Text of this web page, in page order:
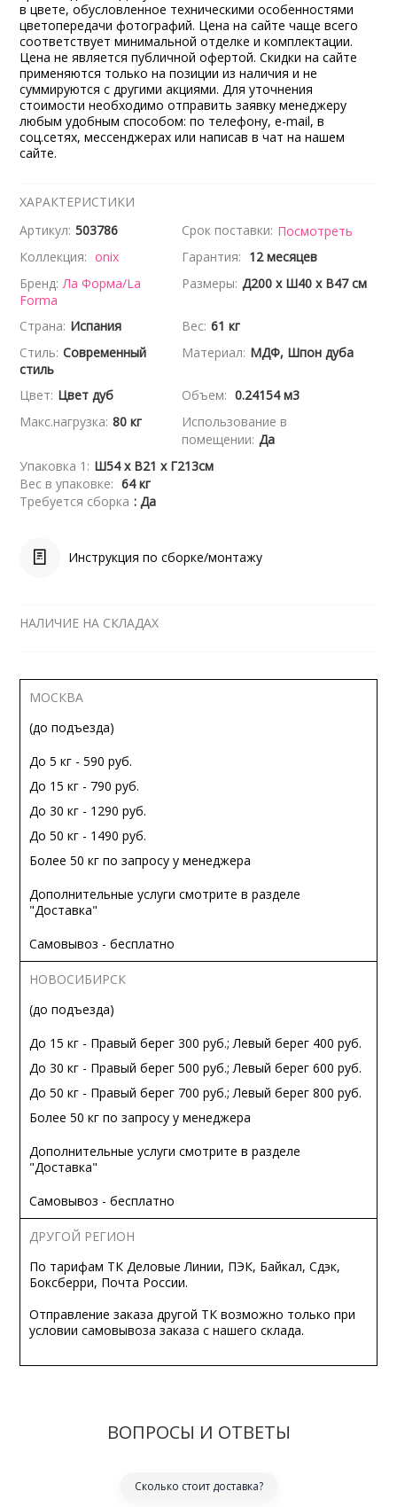
в цвете, обусловленное техническими особенностями
цветопередачи фотографий. Цена на сайте чаще всего
соответствует минимальной отделке и комплектации.
Цена не является публичной офертой. Скидки на сайте
применяются только на позиции из наличия и не
суммируются с другими акциями. Для уточнения
стоимости необходимо отправить заявку менеджеру
любым удобным способом: по телефону, e-mail, в
соц.сетях, мессенджерах или написав в чат на нашем
сайте.
ХАРАКТЕРИСТИКИ
Артикул: 503786 Срок поставки: Посмотреть
Коллекция: onix Гарантия: 12 месяцев
Бренд: Ла Форма/La
Forma
Размеры: Д200 x Ш40 x В47 см
Страна: Испания Вес: 61 кг
Стиль: Современный
стиль
Материал: МДФ, Шпон дуба
Цвет: Цвет дуб Объем: 0.24154 м3
Макс.нагрузка: 80 кг
Использование в
помещении: Да
Упаковка 1: Ш54 x В21 x Г213см
Вес в упаковке: 64 кг
Требуется сборка : Да
Инструкция по сборке/монтажу
НАЛИЧИЕ НА СКЛАДАХ
МОСКВА
(до подъезда)
До 5 кг - 590 руб.
До 15 кг - 790 руб.
До 30 кг - 1290 руб.
До 50 кг - 1490 руб.
Более 50 кг по запросу у менеджера
Дополнительные услуги смотрите в разделе
"Доставка"
Самовывоз - бесплатно
НОВОСИБИРСК
(до подъезда)
До 15 кг - Правый берег 300 руб.; Левый берег 400 руб.
До 30 кг - Правый берег 500 руб.; Левый берег 600 руб.
До 50 кг - Правый берег 700 руб.; Левый берег 800 руб.
Более 50 кг по запросу у менеджера
Дополнительные услуги смотрите в разделе
"Доставка"
Самовывоз - бесплатно
ДРУГОЙ РЕГИОН
По тарифам ТК Деловые Линии, ПЭК, Байкал, Сдэк,
Боксберри, Почта России.
Отправление заказа другой ТК возможно только при
условии самовывоза заказа с нашего склада.
ВОПРОСЫ И ОТВЕТЫ
Сколько стоит доставка?